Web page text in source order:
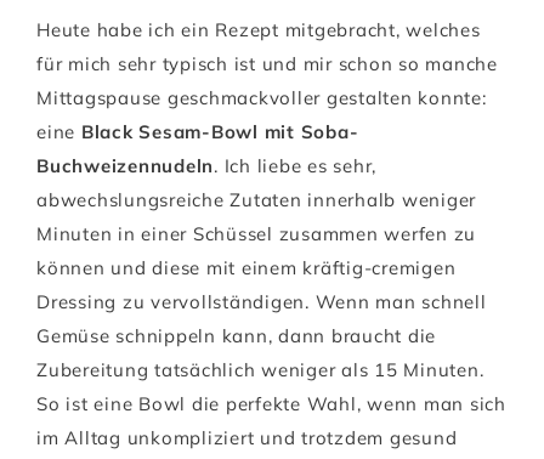
Heute habe ich ein Rezept mitgebracht, welches
für mich sehr typisch ist und mir schon so manche
Mittagspause geschmackvoller gestalten konnte:
eine Black Sesam-Bowl mit Soba-
Buchweizennudeln. Ich liebe es sehr,
abwechslungsreiche Zutaten innerhalb weniger
Minuten in einer Schüssel zusammen werfen zu
können und diese mit einem kräftig-cremigen
Dressing zu vervollständigen. Wenn man schnell
Gemüse schnippeln kann, dann braucht die
Zubereitung tatsächlich weniger als 15 Minuten.
So ist eine Bowl die perfekte Wahl, wenn man sich
im Alltag unkompliziert und trotzdem gesund